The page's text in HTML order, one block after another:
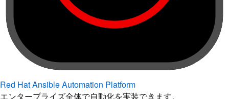
Red Hat Ansible Automation Platform
エンタープライズ全体で自動化を実装できます。
新バージョン